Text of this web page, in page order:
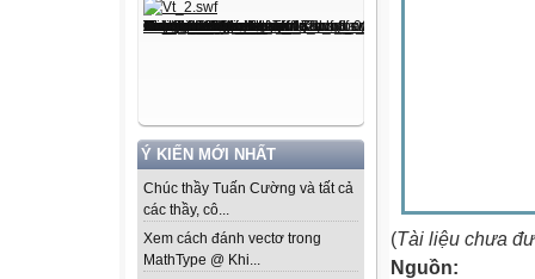
Ý KIẾN MỚI NHẤT
Chúc thầy Tuấn Cường và tất cả
các thầy, cô...
Xem cách đánh vectơ trong
MathType @ Khi...
(Tài liệu chưa
Nguồn: